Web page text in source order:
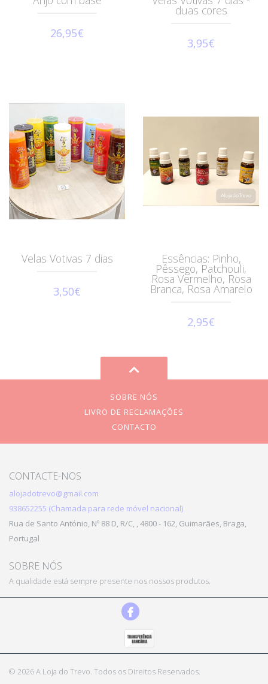
26,95€
duas cores
3,95€
Velas Votivas 7 dias
3,50€
Essências: Pinho,
Pêssego, Patchouli,
Rosa Vermelho, Rosa
Branca, Rosa Amarelo
2,95€
SOBRE NÓS
LIVRO DE RECLAMAÇÕES
CONTACTO
CONTACTE-NOS
alojadotrevo@gmail.com
938652255 (Chamada para rede móvel nacional)
Rua de Santo António, Nº 88 D, R/C, , 4800 - 162, Guimarães, Braga,
Portugal
SOBRE NÓS
A qualidade está sempre presente nos nossos produtos.
© 2026 A Loja do Trevo. Todos os Direitos Reservados.